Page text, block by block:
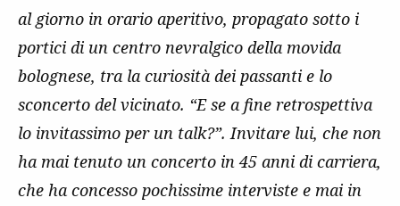
al giorno in orario aperitivo, propagato sotto i
portici di un centro nevralgico della movida
bolognese, tra la curiosità dei passanti e lo
sconcerto del vicinato. “E se a fine retrospettiva
lo invitassimo per un talk?”. Invitare lui, che non
ha mai tenuto un concerto in 45 anni di carriera,
che ha concesso pochissime interviste e mai in